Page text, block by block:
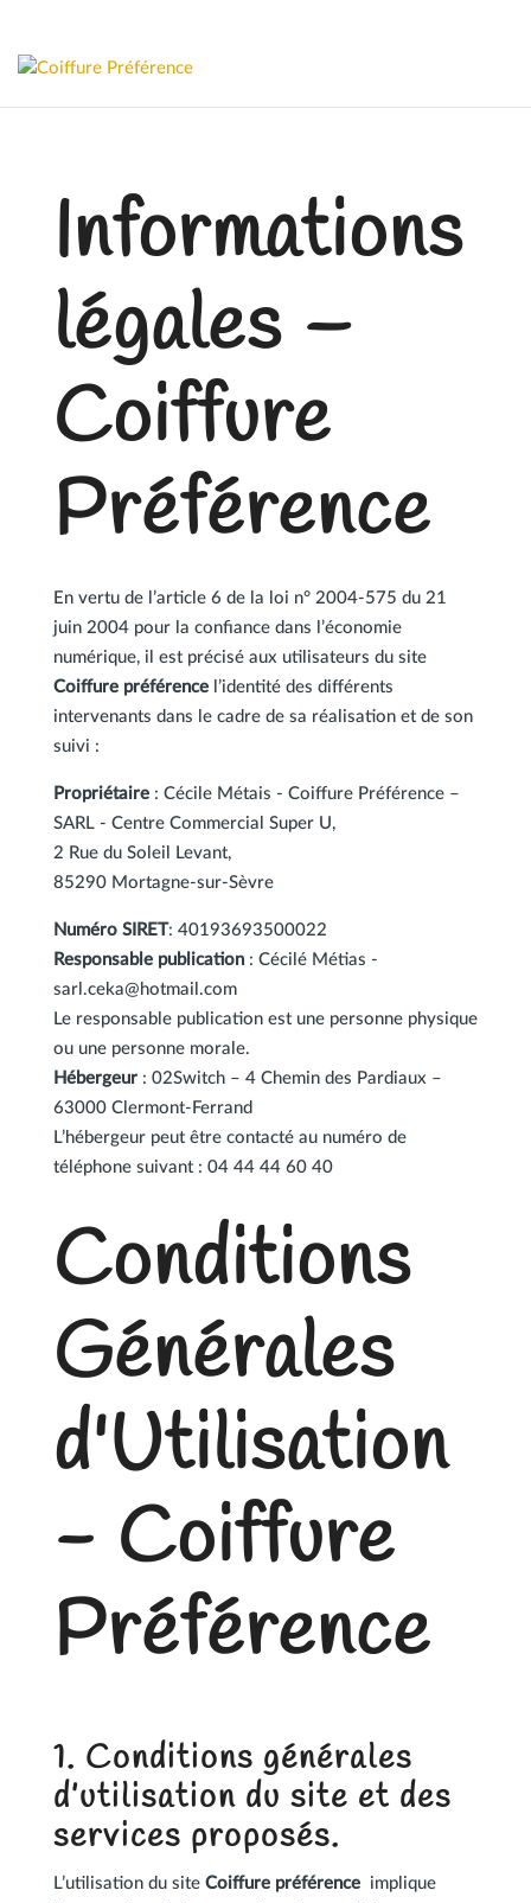
Informations
légales –
Coiffure
Préférence
En vertu de l’article 6 de la loi n° 2004-575 du 21
juin 2004 pour la confiance dans l’économie
numérique, il est précisé aux utilisateurs du site
Coiffure préférencel’identité des différents
intervenants dans le cadre de sa réalisation et de son
suivi :
Propriétaire: Cécile Métais - Coiffure Préférence –
SARL - Centre Commercial Super U,
2 Rue du Soleil Levant,
85290 Mortagne-sur-Sèvre
Numéro SIRET: 40193693500022
Responsable publication: Cécilé Métias -
sarl.ceka@hotmail.com
Le responsable publication est une personne physique
ou une personne morale.
Hébergeur: 02Switch – 4 Chemin des Pardiaux –
63000 Clermont-Ferrand
L’hébergeur peut être contacté au numéro de
téléphone suivant : 04 44 44 60 40
Conditions
Générales
d'Utilisation
- Coiffure
Préférence
1. Conditions générales
d’utilisation du site et des
services proposés.
L’utilisation du site Coiffure préférence implique